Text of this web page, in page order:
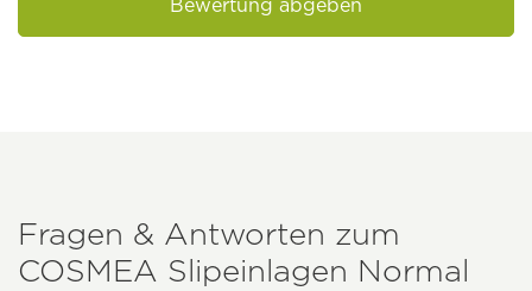
Bewertung abgeben
Fragen & Antworten zum
COSMEA Slipeinlagen Normal